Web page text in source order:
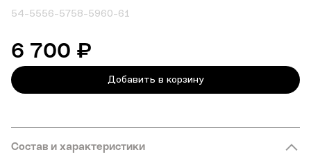
54-5556-5758-5960-61
6 700 ₽
Добавить в корзину
Состав и характеристики